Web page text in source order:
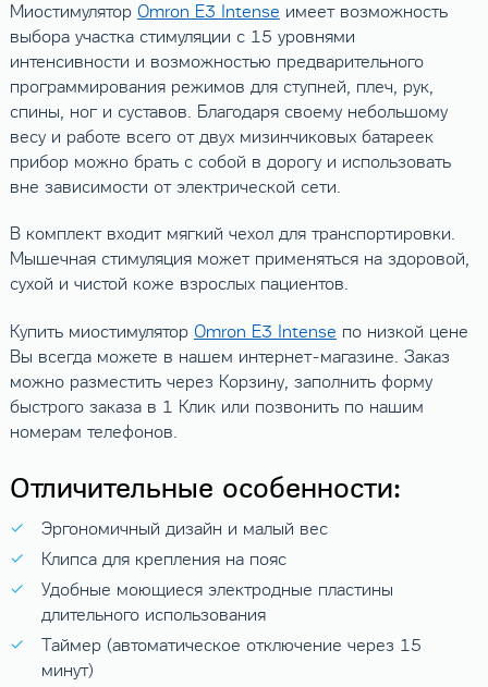
Миостимулятор Omron E3 Intense имеет возможность
выбора участка стимуляции с 15 уровнями
интенсивности и возможностью предварительного
программирования режимов для ступней, плеч, рук,
спины, ног и суставов. Благодаря своему небольшому
весу и работе всего от двух мизинчиковых батареек
прибор можно брать с собой в дорогу и использовать
вне зависимости от электрической сети.
В комплект входит мягкий чехол для транспортировки.
Мышечная стимуляция может применяться на здоровой,
сухой и чистой коже взрослых пациентов.
Купить миостимулятор Omron E3 Intense по низкой цене
Вы всегда можете в нашем интернет-магазине. Заказ
можно разместить через Корзину, заполнить форму
быстрого заказа в 1 Клик или позвонить по нашим
номерам телефонов.
Отличительные особенности:
Эргономичный дизайн и малый вес
Клипса для крепления на пояс
Удобные моющиеся электродные пластины
длительного использования
Таймер (автоматическое отключение через 15
минут)